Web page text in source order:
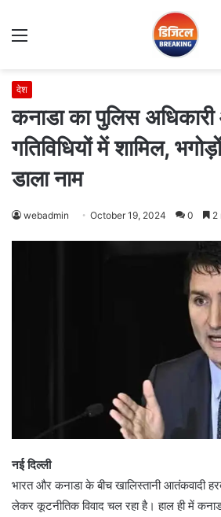
Menu
देश
कनाडा का पुलिस
गतिविधियों में शामिल,
डाला नाम
webadmin October 19, 2024 0 2
नई दिल्ली
भारत और कनाडा के बीच खालिस्तानी आतंकवादी
लेकर कूटनीतिक विवाद चल रहा है। हाल ही में